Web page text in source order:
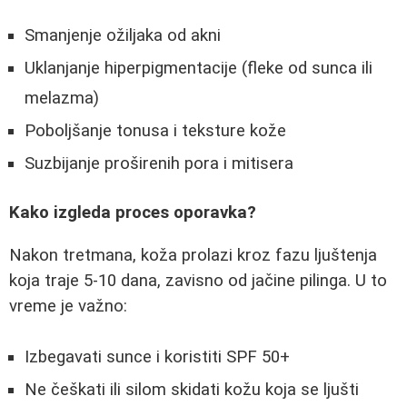
Smanjenje ožiljaka od akni
Uklanjanje hiperpigmentacije (fleke od sunca ili
melazma)
Poboljšanje tonusa i teksture kože
Suzbijanje proširenih pora i mitisera
Kako izgleda proces oporavka?
Nakon tretmana, koža prolazi kroz fazu ljuštenja
koja traje 5-10 dana, zavisno od jačine pilinga. U to
vreme je važno:
Izbegavati sunce i koristiti SPF 50+
Ne češkati ili silom skidati kožu koja se ljušti